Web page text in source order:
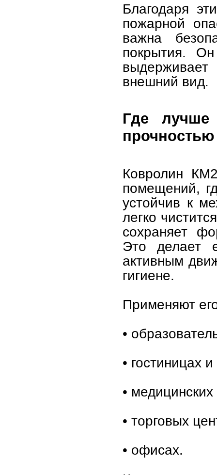
Благодаря
пожарной
важна
покрытия.
внешний вид.
Где лучше
прочностью
Ковролин
помещений,
устойчив к
легко
сохраняет
Это делает
активным
гигиене.
Применяют
•
• гостиницах
•
• торговых
• офисах.